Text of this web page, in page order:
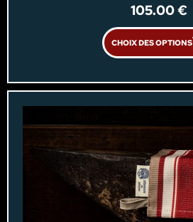
105.00€
CHOIX DES OPTIONS